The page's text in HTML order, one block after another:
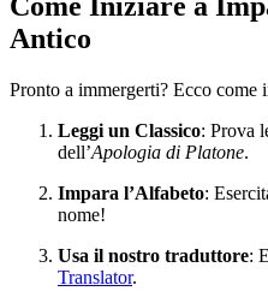
Antico
Pronto a immergerti? Ecco come
Leggi un Classico: Prova
dell’Apologia di Platone.
Impara l’Alfabeto:
nome!
Usa il nostro traduttore:
Translator.